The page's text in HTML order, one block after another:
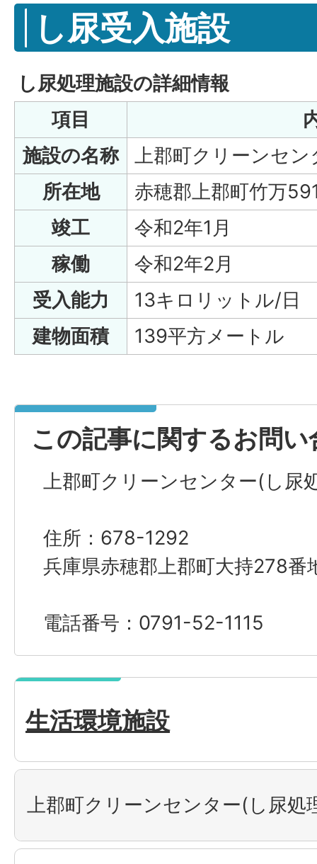
し尿受入施設
し尿処理施設の詳細情報
項目
施設の名称
上郡町クリーンセ
所在地
赤穂郡上郡町竹万
竣工
令和2年1月
稼働
令和2年2月
受入能力
13キロリットル/日
建物面積
139平方メートル
この記事に関するお問い
上郡町クリーンセンター(し
住所：678-1292
兵庫県赤穂郡上郡町大持278番
電話番号：0791-52-1115
生活環境施設
上郡町クリーンセンター(し尿処